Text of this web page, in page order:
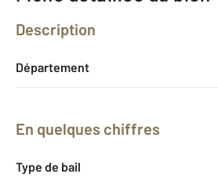
Description
Département
En quelques chiffres
Type de bail